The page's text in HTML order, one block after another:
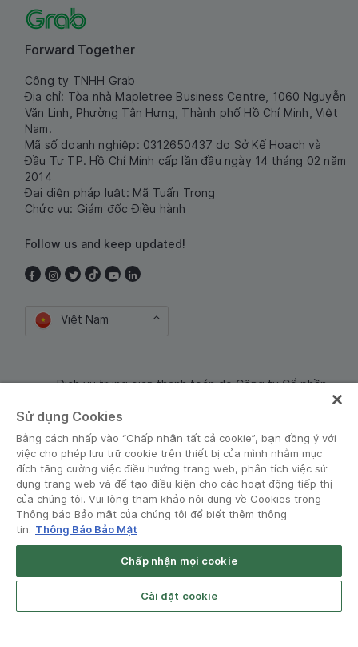
Forward Together
Công ty TNHH Grab
Địa chỉ: Tòa nhà Mapletree Business Centre, 1060 Nguyễn
Văn Linh, Phường Tân Hưng, Thành phố Hồ Chí Minh, Việt
Nam.
Mã số doanh nghiệp: 0312650437 do Sở Kế Hoạch và
Đầu Tư TP. Hồ Chí Minh cấp lần đầu ngày 14 tháng 02 năm
2014
Đại diện pháp luật: Mã Tuấn Trọng
Chức vụ: Giám đốc Điều hành
Follow us and keep updated!
Việt Nam
Dịch vụ trung gian thanh toán do Công ty Cổ phần
Điều khoản và Chính sách
© Grab 2010 - 2026
Grab Driver for Android Open App
Sử dụng Cookies
Bằng cách nhấp vào “Chấp nhận tất cả cookie”, bạn đồng ý với
việc cho phép lưu trữ cookie trên thiết bị của mình nhằm mục
đích tăng cường việc điều hướng trang web, phân tích việc sử
dụng trang web và để tạo điều kiện cho các hoạt động tiếp thị
của chúng tôi. Vui lòng tham khảo nội dung về Cookies trong
Thông báo Bảo mật của chúng tôi để biết thêm thông
tin. Thông Báo Bảo Mật
Chấp nhận mọi cookie
Cài đặt cookie